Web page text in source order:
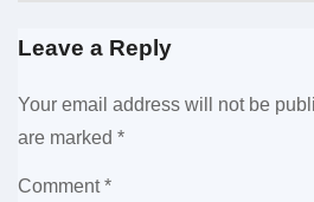
Leave a Reply
Your email address will not be
are marked *
Comment*